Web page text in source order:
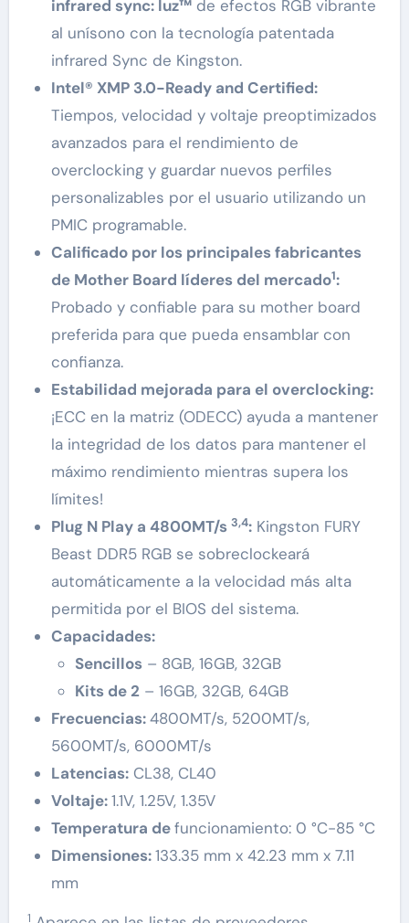
infrared sync: luz™de efectos RGB vibrante
al unísono con la tecnología patentada
infrared Sync de Kingston.
Intel® XMP 3.0-Ready and Certified:
Tiempos, velocidad y voltaje preoptimizados
avanzados para el rendimiento de
overclocking y guardar nuevos perfiles
personalizables por el usuario utilizando un
PMIC programable.
Calificado por los principales fabricantes
de Mother Board líderes del mercado1:
Probado y confiable para su mother board
preferida para que pueda ensamblar con
confianza.
Estabilidad mejorada para el overclocking:
¡ECC en la matriz (ODECC) ayuda a mantener
la integridad de los datos para mantener el
máximo rendimiento mientras supera los
límites!
Plug N Play a 4800MT/s 3,4:Kingston FURY
Beast DDR5 RGB se sobreclockeará
automáticamente a la velocidad más alta
permitida por el BIOS del sistema.
Capacidades:
Sencillos– 8GB, 16GB, 32GB
Kits de 2– 16GB, 32GB, 64GB
Frecuencias:4800MT/s, 5200MT/s,
5600MT/s, 6000MT/s
Latencias:CL38, CL40
Voltaje:1.1V, 1.25V, 1.35V
Temperatura defuncionamiento: 0 °C-85 °C
Dimensiones:133.35 mm x 42.23 mm x 7.11
mm
1